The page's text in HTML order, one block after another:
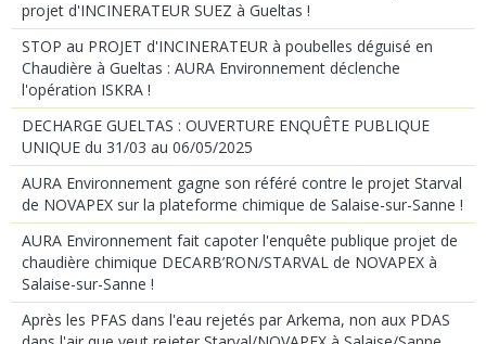
projet d'INCINERATEUR SUEZ à Gueltas !
STOP au PROJET d'INCINERATEUR à poubelles déguisé en
Chaudière à Gueltas : AURA Environnement déclenche
l'opération ISKRA !
DECHARGE GUELTAS : OUVERTURE ENQUÊTE PUBLIQUE
UNIQUE du 31/03 au 06/05/2025
AURA Environnement gagne son référé contre le projet Starval
de NOVAPEX sur la plateforme chimique de Salaise-sur-Sanne !
AURA Environnement fait capoter l'enquête publique projet de
chaudière chimique DECARB’RON/STARVAL de NOVAPEX à
Salaise-sur-Sanne !
Après les PFAS dans l'eau rejetés par Arkema, non aux PDAS